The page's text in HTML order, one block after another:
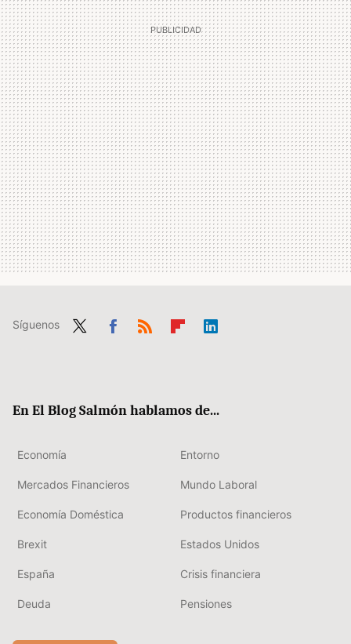
Síguenos
En El Blog Salmón hablamos de...
Economía Entorno
Mercados Financieros Mundo Laboral
Economía Doméstica Productos financieros
Brexit Estados Unidos
España Crisis financiera
Deuda Pensiones